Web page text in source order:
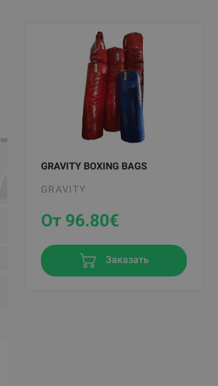
GRAVITY BOXING BAGS
GRAVITY
От 96.80€
Заказать